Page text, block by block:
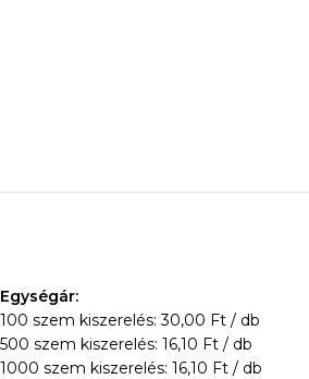
Egységár:
100 szem kiszerelés: 30,00 Ft / db
500 szem kiszerelés: 16,10 Ft / db
1000 szem kiszerelés: 16,10 Ft / db